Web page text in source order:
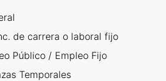
de carrera o laboral fijo
Público / Empleo Fijo
Temporales